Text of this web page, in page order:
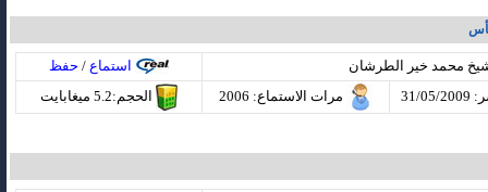
استماع / حفظ
محمد خير الطرشان
الحجم:5.2 ميغابايت
مرات الاستماع: 2006